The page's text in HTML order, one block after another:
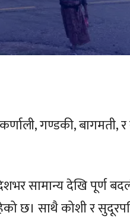
गण्डकी, बागमती,
सामान्य देखि पूर्ण
छ। साथै कोशी र